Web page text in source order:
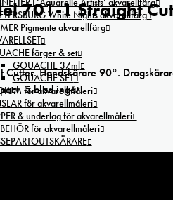
White Nights akvarellfärg
Pigmente akvarellfärg
färger & set
GOUACHE 37ml
GOUACHE SET
för akvarellmåleri
för akvarellmåleri
& underlag för akvarellmåleri
för akvarellmåleri
701-1 Straight
Handskärare 90°.
5 blad ingår.